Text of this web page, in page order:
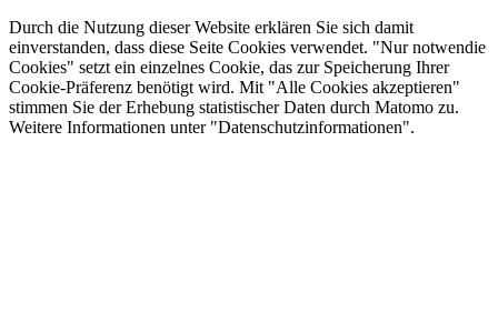
Durch die Nutzung dieser Website erklären Sie sich damit
einverstanden, dass diese Seite Cookies verwendet. "Nur notwendie
Cookies" setzt ein einzelnes Cookie, das zur Speicherung Ihrer
Cookie-Präferenz benötigt wird. Mit "Alle Cookies akzeptieren"
stimmen Sie der Erhebung statistischer Daten durch Matomo zu.
Weitere Informationen unter "Datenschutzinformationen".